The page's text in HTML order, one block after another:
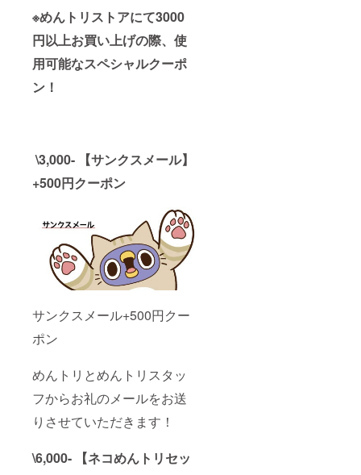
※めんトリストアにて3000
円以上お買い上げの際、使
用可能なスペシャルクーポ
ン！
\3,000- 【サンクスメール】
+500円クーポン
サンクスメール+500円クー
ポン
めんトリとめんトリスタッ
フからお礼のメールをお送
りさせていただきます！
\6,000- 【ネコめんトリセッ